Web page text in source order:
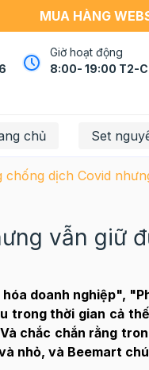
MUA HÀNG
Giờ hoạt động
8:00- 19:00 T2-
chủ Set
chống dịch Covid
vẫn giữ
doanh nghiệp",
trong thời gian cả
chắc chắn rằng
nhỏ, và Beemart